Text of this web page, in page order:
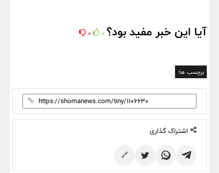
آیا این خبر مفید بود؟ 0
0
برچسب ها:
اشتراک گذاری
🔗